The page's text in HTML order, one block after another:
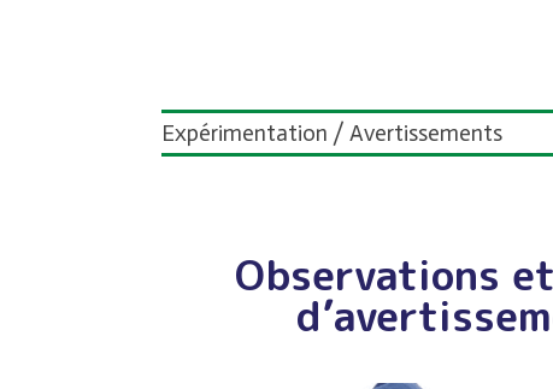
Expérimentation / Avertissements
Observations